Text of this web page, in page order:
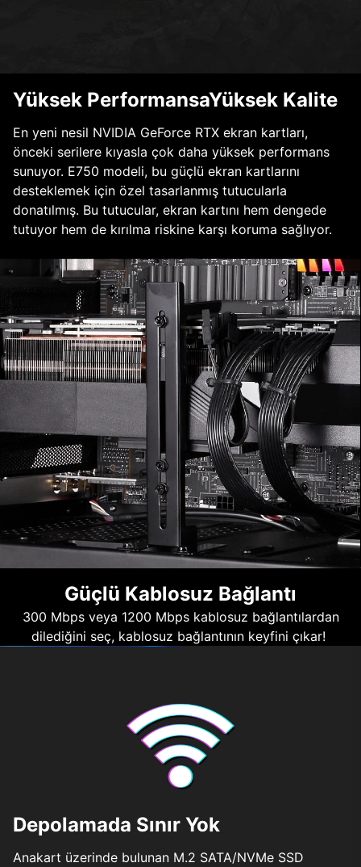
Yüksek PerformansaYüksek Kalite
En yeni nesil NVIDIA GeForce RTX ekran kartları,
önceki serilere kıyasla çok daha yüksek performans
sunuyor. E750 modeli, bu güçlü ekran kartlarını
desteklemek için özel tasarlanmış tutucularla
donatılmış. Bu tutucular, ekran kartını hem dengede
tutuyor hem de kırılma riskine karşı koruma sağlıyor.
Güçlü Kablosuz Bağlantı
300 Mbps veya 1200 Mbps kablosuz bağlantılardan
dilediğini seç, kablosuz bağlantının keyfini çıkar!
Depolamada Sınır Yok
Anakart üzerinde bulunan M.2 SATA/NVMe SSD